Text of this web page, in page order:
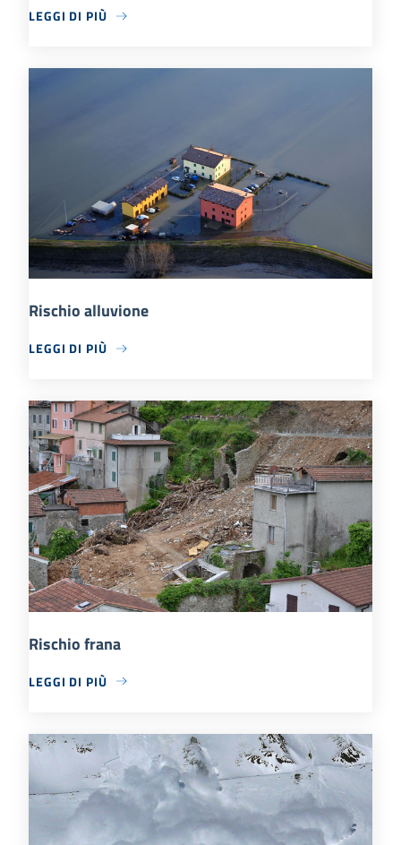
LEGGI DI PIÙ
Rischio alluvione
LEGGI DI PIÙ
Rischio frana
LEGGI DI PIÙ